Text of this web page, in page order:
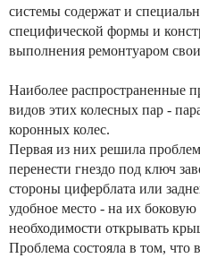
системы содержат и
специфической формы и
выполнения ремонтуаром
Наиболее распространенные
видов этих колесных пар -
коронных колес.
Первая из них решила
перенести гнездо под ключ
стороны циферблата или
удобное место - на их боковую
необходимости открывать
Проблема состояла в том, что